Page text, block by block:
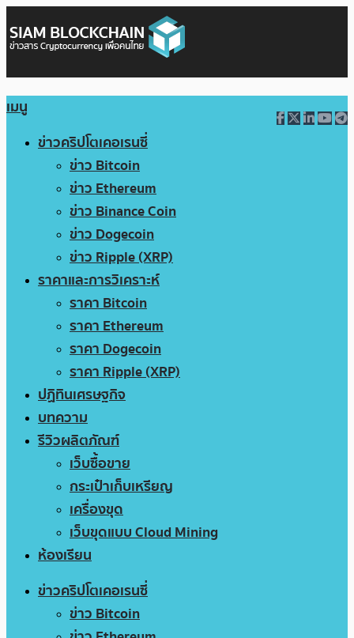
เมนู
ข่าวคริปโตเคอเรนซี่
ข่าว Bitcoin
ข่าว Ethereum
ข่าว Binance Coin
ข่าว Dogecoin
ข่าว Ripple (XRP)
ราคาและการวิเคราะห์
ราคา Bitcoin
ราคา Ethereum
ราคา Dogecoin
ราคา Ripple (XRP)
ปฏิทินเศรษฐกิจ
บทความ
รีวิวผลิตภัณฑ์
เว็บซื้อขาย
กระเป๋าเก็บเหรียญ
เครื่องขุด
เว็บขุดแบบ Cloud Mining
ห้องเรียน
ข่าวคริปโตเคอเรนซี่
ข่าว Bitcoin